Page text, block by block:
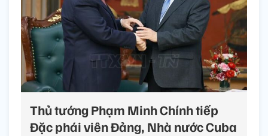
Thủ tướng Phạm Minh Chính tiếp
Đặc phái viên Đảng, Nhà nước Cuba